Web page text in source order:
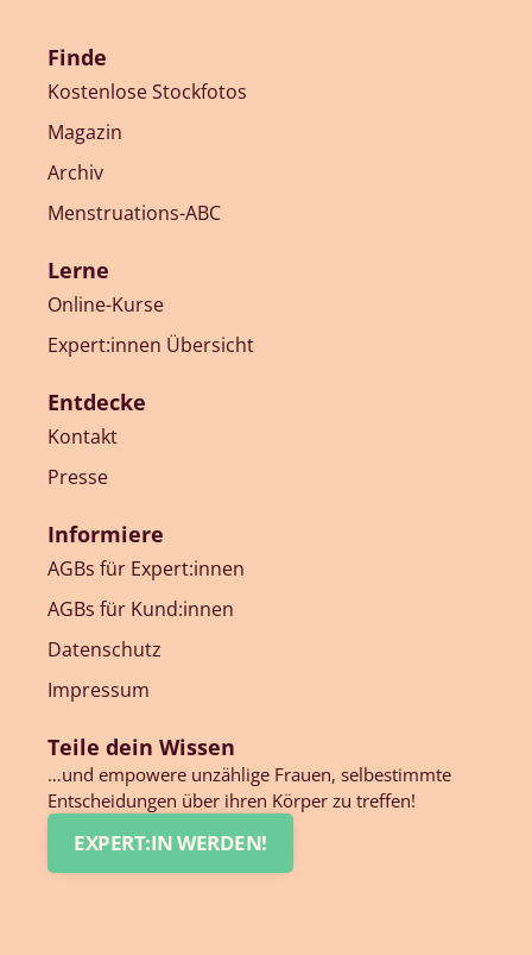
Finde
Kostenlose Stockfotos
Magazin
Archiv
Menstruations-ABC
Lerne
Online-Kurse
Expert:innen Übersicht
Entdecke
Kontakt
Presse
Informiere
AGBs für Expert:innen
AGBs für Kund:innen
Datenschutz
Impressum
Teile dein Wissen
…und empowere unzählige Frauen, selbestimmte
Entscheidungen über ihren Körper zu treffen!
EXPERT:IN WERDEN!